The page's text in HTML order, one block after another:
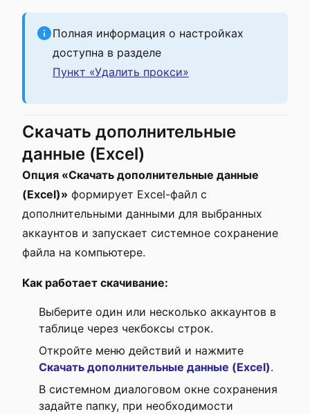
Полная информация о настройках
доступна в разделе
Пункт «Удалить прокси»
Скачать дополнительные
данные (Excel)
Опция «Скачать дополнительные данные
(Excel)» формирует Excel-файл с
дополнительными данными для выбранных
аккаунтов и запускает системное сохранение
файла на компьютере.
Как работает скачивание:
Выберите один или несколько аккаунтов в
таблице через чекбоксы строк.
Откройте меню действий и нажмите
Скачать дополнительные данные (Excel).
В системном диалоговом окне сохранения
задайте папку, при необходимости